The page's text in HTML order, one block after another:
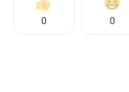
0 0